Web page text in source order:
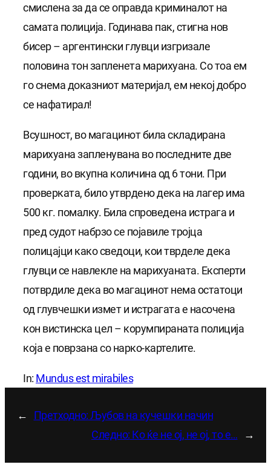
смислена за да се оправда криминалот на
самата полиција. Годинава пак, стигна нов
бисер – аргентински глувци изгризале
половина тон запленета марихуана. Со тоа ем
го снема доказниот материјал, ем некој добро
се нафатирал!
Всушност, во магацинот била складирана
марихуана запленувана во последните две
години, во вкупна количина од 6 тони. При
проверката, било утврдено дека на лагер има
500 кг. помалку. Била спроведена истрага и
пред судот набрзо се појавиле тројца
полицајци како сведоци, кои тврделе дека
глувци се навлекле на марихуаната. Експерти
потврдиле дека во магацинот нема остатоци
од глувчешки измет и истрагата е насочена
кон вистинска цел – корумпираната полиција
која е поврзана со нарко-картелите.
In: Mundus est mirabiles
← Претходно:Љубов на кучешки начин
Следно: Ко ќе не ој, не ој, то е… →